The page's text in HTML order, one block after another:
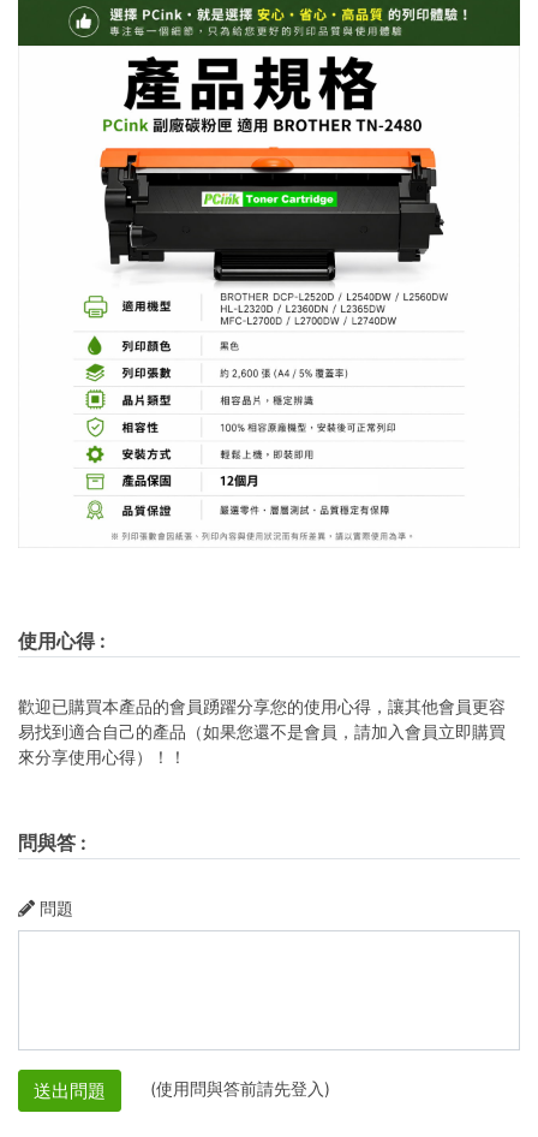
使用心得:
歡迎已購買本產品的會員踴躍分享您的使用心得，讓其他會員更容
易找到適合自己的產品（如果您還不是會員，請加入會員立即購買
來分享使用心得）！！
問與答 :
問題
送出問題 (使用問與答前請先登入)